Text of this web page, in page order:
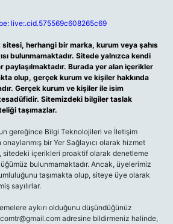
live:.cid.575569c608265c69
herhangi bir marka, kurum veya şahıs
bulunmamaktadır. Sitede yalnızca kendi
paylaşılmaktadır. Burada yer alan içerikler
olup, gerçek kurum ve kişiler hakkında
Gerçek kurum ve kişiler ile isim
Sitemizdeki bilgiler taslak
taşımazlar.
gereğince Bilgi Teknolojileri ve İletişim
bir Yer Sağlayıcı olarak hizmet
sitedeki içerikleri proaktif olarak denetleme
bulunmamaktadır. Ancak, üyelerimiz
taşımakta olup, siteye üye olarak
sayılırlar.
aykırı olduğunu düşündüğünüz
adresine bildirmeniz halinde,